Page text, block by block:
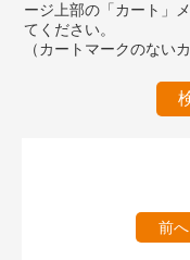
ージ上部の「カート」
てください。
（カートマークのない
前へ